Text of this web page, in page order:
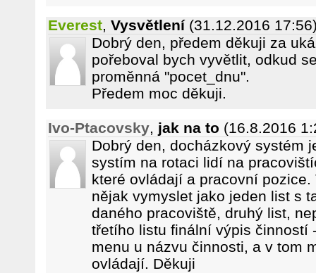
Everest, Vysvětlení (31.12.2016
Dobrý den, předem děkuji za
pořeboval bych vyvětlit, odkud
proměnná "pocet_dnu".
Předem moc děkuji.
Ivo-Ptacovsky, jak na to (16.8.2016
Dobrý den, docházkový systém
systím na rotaci lidí na
které ovládají a pracovní
nějak vymyslet jako jeden list s
daného pracoviště, druhý list,
třetího listu finální výpis činností
menu u názvu činnosti, a v tom
ovládají. Děkuji